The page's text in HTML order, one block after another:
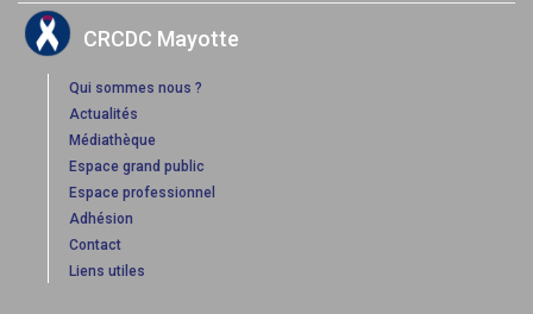
CRCDC Mayotte
Qui sommes nous ?
Actualités
Médiathèque
Espace grand public
Espace professionnel
Adhésion
Contact
Liens utiles